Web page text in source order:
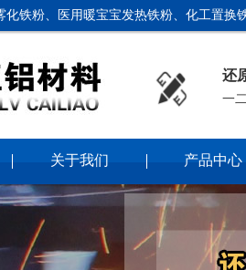
化铁粉、医用暖宝宝发热铁粉、化工置换
还
一
关于我们 产品中心